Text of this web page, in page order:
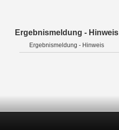
Ergebnismeldung - Hinweis
Ergebnismeldung - Hinweis